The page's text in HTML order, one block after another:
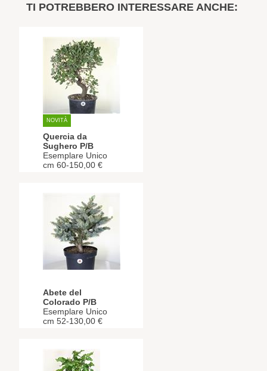
TI POTREBBERO INTERESSARE ANCHE:
NOVITÀ
Quercia da
Sughero P/B
Esemplare Unico
cm 60-150,00 €
Abete del
Colorado P/B
Esemplare Unico
cm 52-130,00 €